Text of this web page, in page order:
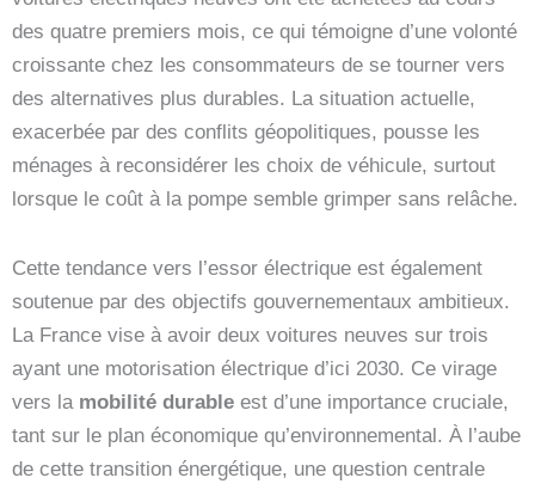
des quatre premiers mois, ce qui témoigne d’une volonté
croissante chez les consommateurs de se tourner vers
des alternatives plus durables. La situation actuelle,
exacerbée par des conflits géopolitiques, pousse les
ménages à reconsidérer les choix de véhicule, surtout
lorsque le coût à la pompe semble grimper sans relâche.
Cette tendance vers l’essor électrique est également
soutenue par des objectifs gouvernementaux ambitieux.
La France vise à avoir deux voitures neuves sur trois
ayant une motorisation électrique d’ici 2030. Ce virage
vers la mobilité durable est d’une importance cruciale,
tant sur le plan économique qu’environnemental. À l’aube
de cette transition énergétique, une question centrale